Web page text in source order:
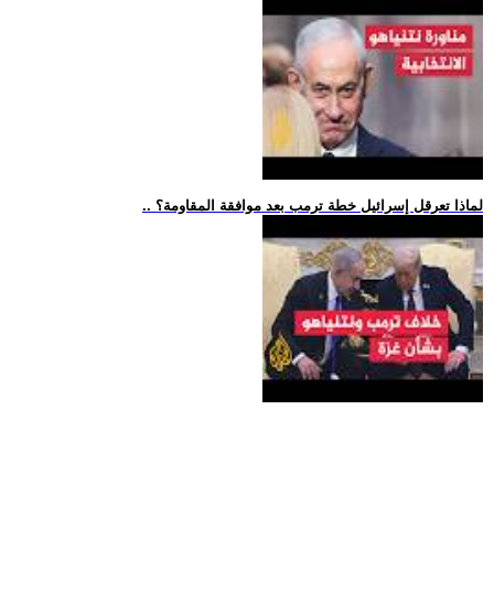
.. لماذا تعرقل إسرائيل خطة ترمب بعد موافقة المقاومة؟